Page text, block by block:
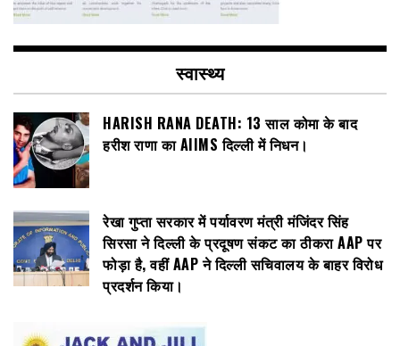
स्वास्थ्य
HARISH RANA DEATH: 13 साल कोमा के बाद
हरीश राणा का AIIMS दिल्ली में निधन।
रेखा गुप्ता सरकार में पर्यावरण मंत्री मंजिंदर सिंह
सिरसा ने दिल्ली के प्रदूषण संकट का ठीकरा AAP पर
फोड़ा है, वहीं AAP ने दिल्ली सचिवालय के बाहर विरोध
प्रदर्शन किया।